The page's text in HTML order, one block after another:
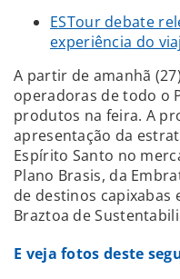
ESTour debate
experiência do
A partir de amanhã
operadoras de todo o
produtos na feira. A
apresentação da
Espírito Santo no
Plano Brasis, da
de destinos capixabas
Braztoa de
E veja fotos deste